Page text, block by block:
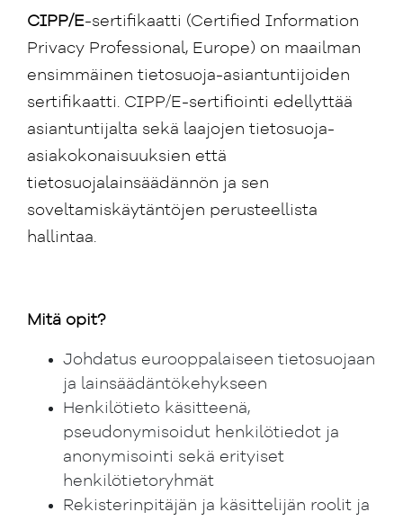
CIPP/E-sertifikaatti (Certified Information
Privacy Professional, Europe) on maailman
ensimmäinen tietosuoja-asiantuntijoiden
sertifikaatti. CIPP/E-sertifiointi edellyttää
asiantuntijalta sekä laajojen tietosuoja-
asiakokonaisuuksien että
tietosuojalainsäädännön ja sen
soveltamiskäytäntöjen perusteellista
hallintaa.
Mitä opit?
Johdatus eurooppalaiseen tietosuojaan
ja lainsäädäntökehykseen
Henkilötieto käsitteenä,
pseudonymisoidut henkilötiedot ja
anonymisointi sekä erityiset
henkilötietoryhmät
Rekisterinpitäjän ja käsittelijän roolit ja